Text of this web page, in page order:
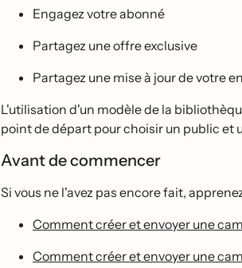
Engagez votre abonné
Partagez une offre exclusive
Partagez une mise à jour de votre
L'utilisation d'un modèle de la
point de départ pour choisir un public et
Avant de commencer
Si vous ne l'avez pas encore fait,
Comment créer et envoyer une
Comment créer et envoyer une